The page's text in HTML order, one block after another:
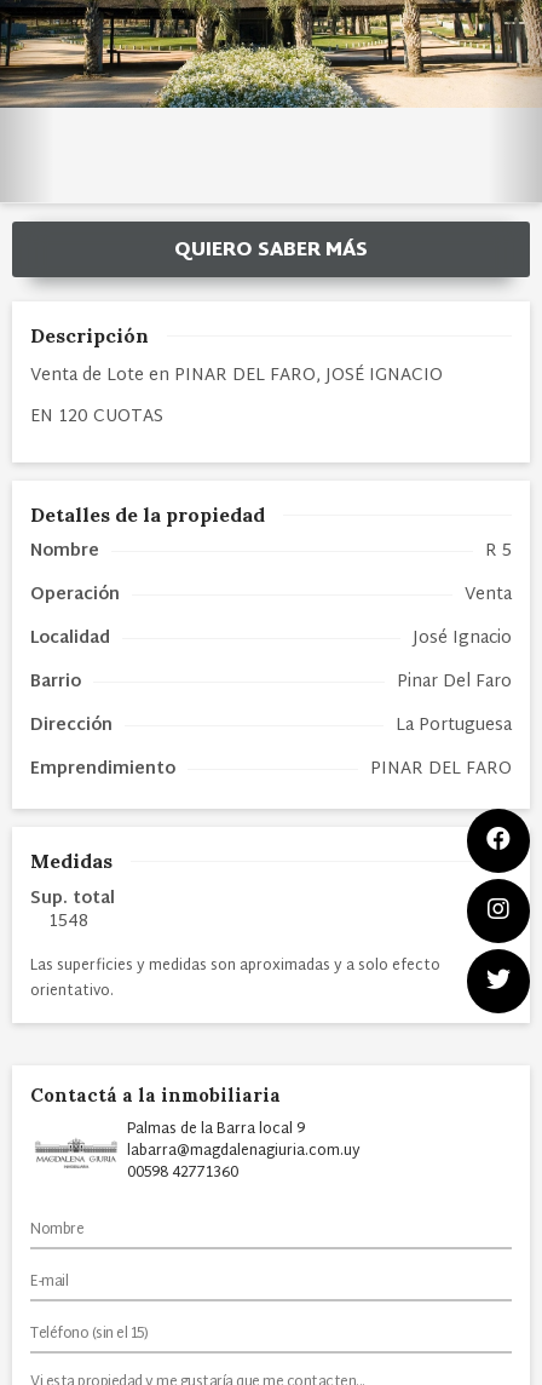
QUIERO SABER MÁS
Descripción
Venta de Lote en PINAR DEL FARO, JOSÉ IGNACIO
EN 120 CUOTAS
Detalles de la propiedad
Nombre
R 5
Operación
Venta
Localidad
José Ignacio
Barrio
Pinar Del Faro
Dirección
La Portuguesa
Emprendimiento
PINAR DEL FARO
Medidas
Sup. total
1548
Las superficies y medidas son aproximadas y a solo efecto
orientativo.
Contactá a la inmobiliaria
Palmas de la Barra local 9
labarra@magdalenagiuria.com.uy
00598 42771360